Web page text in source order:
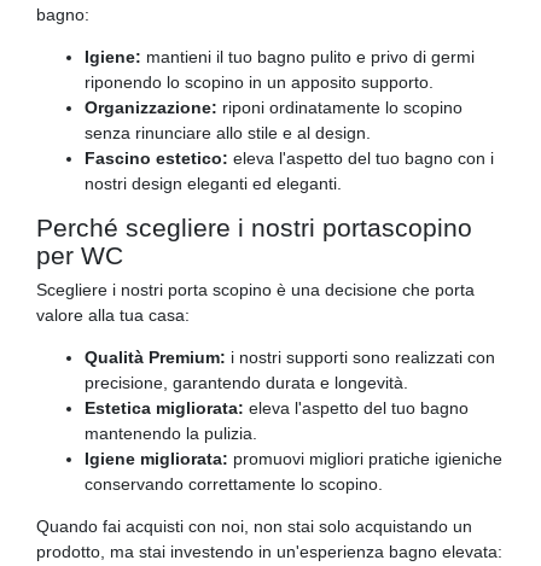
bagno:
Igiene: mantieni il tuo bagno pulito e privo di germi
riponendo lo scopino in un apposito supporto.
Organizzazione: riponi ordinatamente lo scopino
senza rinunciare allo stile e al design.
Fascino estetico: eleva l'aspetto del tuo bagno con i
nostri design eleganti ed eleganti.
Perché scegliere i nostri portascopino
per WC
Scegliere i nostri porta scopino è una decisione che porta
valore alla tua casa:
Qualità Premium: i nostri supporti sono realizzati con
precisione, garantendo durata e longevità.
Estetica migliorata: eleva l'aspetto del tuo bagno
mantenendo la pulizia.
Igiene migliorata: promuovi migliori pratiche igieniche
conservando correttamente lo scopino.
Quando fai acquisti con noi, non stai solo acquistando un
prodotto, ma stai investendo in un'esperienza bagno elevata: